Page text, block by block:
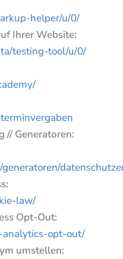
helper/u/0/
Ihrer Website:
testing-tool/u/0/
// Generatoren:
law/
Opt-Out:
analytics-opt-out/
umstellen: